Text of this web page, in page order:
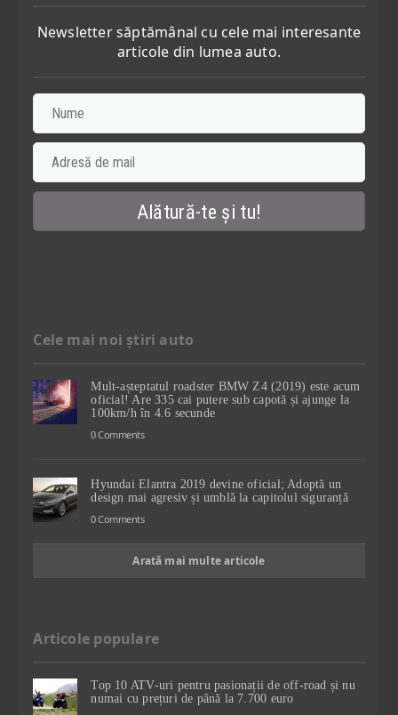
Newsletter săptămânal cu cele mai interesante
articole din lumea auto.
Cele mai noi știri auto
Mult-așteptatul roadster BMW Z4 (2019) este acum
oficial! Are 335 cai putere sub capotă și ajunge la
100km/h în 4.6 secunde
0 Comments
Hyundai Elantra 2019 devine oficial; Adoptă un
design mai agresiv și umblă la capitolul siguranță
0 Comments
Arată mai multe articole
Articole populare
Top 10 ATV-uri pentru pasionații de off-road și nu
numai cu prețuri de până la 7.700 euro